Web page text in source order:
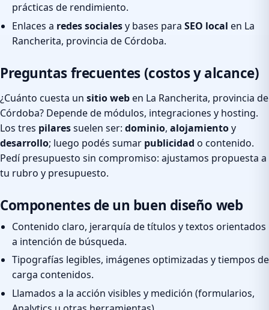
prácticas de rendimiento.
Enlaces a redes socialesy bases para SEO local en La
Rancherita, provincia de Córdoba.
Preguntas frecuentes (costos y alcance)
¿Cuánto cuesta un sitio weben La Rancherita, provincia de
Córdoba? Depende de módulos, integraciones y hosting.
Los tres pilaressuelen ser: dominio, alojamientoy
desarrollo; luego podés sumar publicidad o contenido.
Pedí presupuesto sin compromiso: ajustamos propuesta a
tu rubro y presupuesto.
Componentes de un buen diseño web
Contenido claro, jerarquía de títulos y textos orientados
a intención de búsqueda.
Tipografías legibles, imágenes optimizadas y tiempos de
carga contenidos.
Llamados a la acción visibles y medición (formularios,